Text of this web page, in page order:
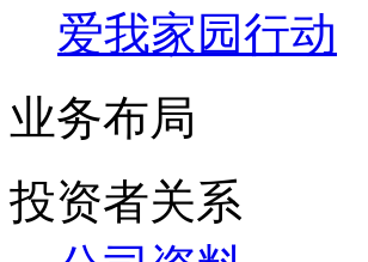
爱我家园行动
业务布局
投资者关系